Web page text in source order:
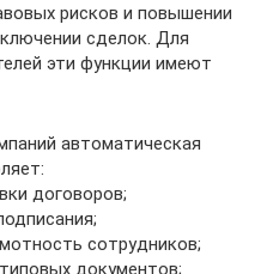
рисков и повышении
сделок. Для
эти функции имеют
автоматическая
договоров;
сотрудников;
документов;